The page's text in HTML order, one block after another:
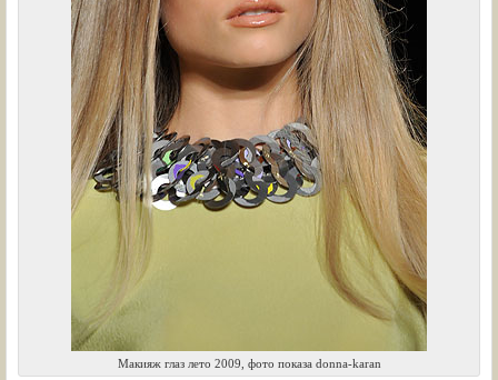
Макияж глаз лето 2009, фото показа donna-karan